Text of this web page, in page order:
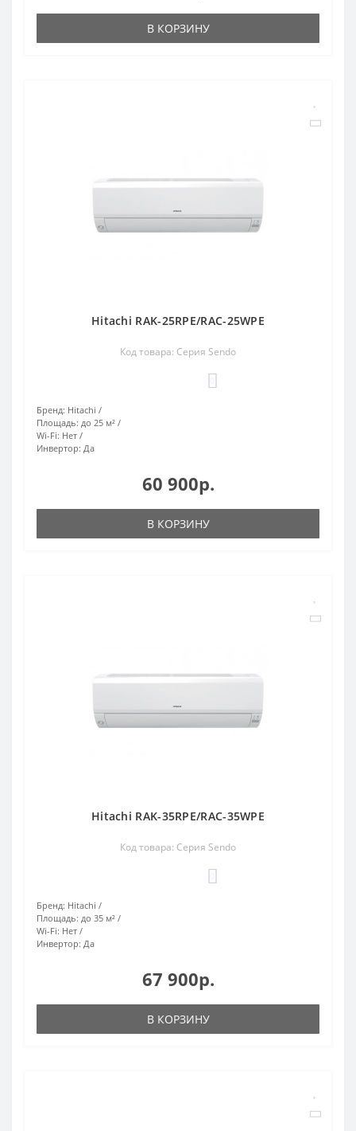
В КОРЗИНУ
Hitachi RAK-25RPE/RAC-25WPE
Код товара: Серия Sendo
Бренд: Hitachi
Площадь: до 25 м²
Wi-Fi: Нет
Инвертор: Да
60 900р.
В КОРЗИНУ
Hitachi RAK-35RPE/RAC-35WPE
Код товара: Серия Sendo
Бренд: Hitachi
Площадь: до 35 м²
Wi-Fi: Нет
Инвертор: Да
67 900р.
В КОРЗИНУ